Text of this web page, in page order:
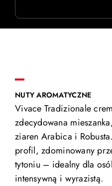
NUTY AROMATYCZNE
Vivace Tradizionale
zdecydowana
ziaren Arabica i
profil, zdominowany
tytoniu – idealny dla
intensywną i wyrazistą.